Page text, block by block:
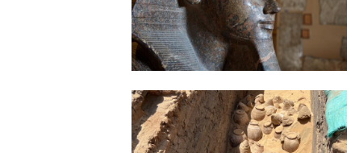
Image